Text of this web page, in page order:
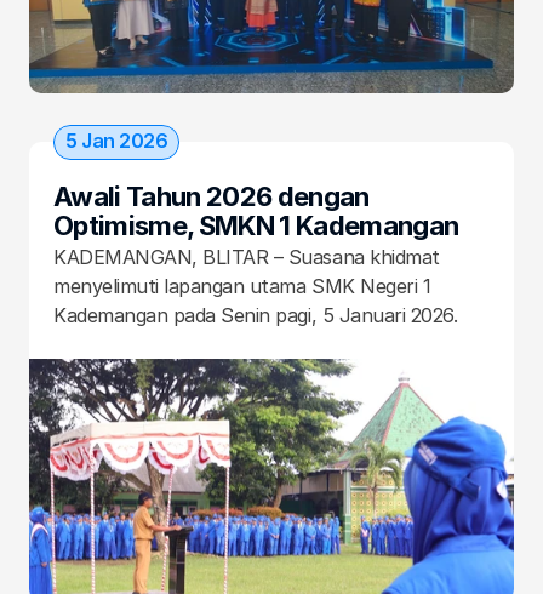
Awali Tahun 2026 dengan
Optimisme, SMKN 1 Kademangan
Gelar Upacara Pembukaan
Semester Genap
KADEMANGAN, BLITAR – Suasana khidmat
menyelimuti lapangan utama SMK Negeri 1
Kademangan pada Senin pagi, 5 Januari 2026.
upacara bendera perdana yang menandai
dimulainya kegiatan belajar mengajar (KBM)
Semester Genap Tahun Ajaran 2025/2026
5 Jan 2026